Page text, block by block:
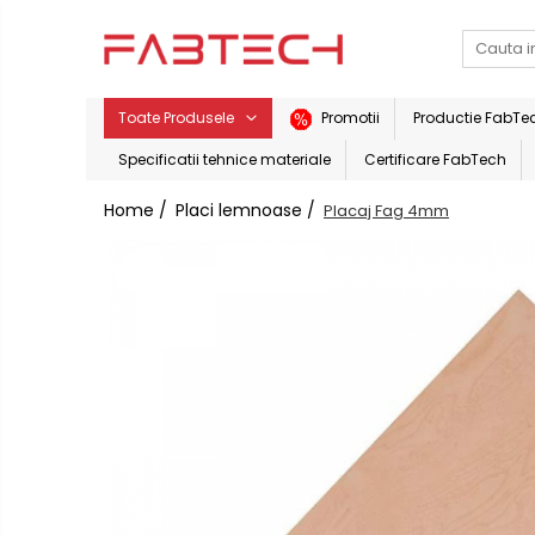
Placi de plastic
Placi
Accesorii
Adezivi
Toate Produsele Promotii Productie
Specificatii tehnice materiale Certificare FabTech
Home / Placi lemnoase / Placaj Fag 4mm